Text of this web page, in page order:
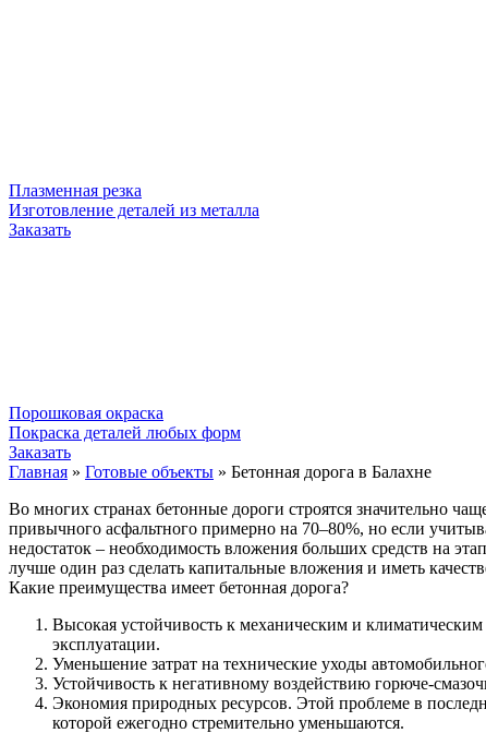
Плазменная резка
Изготовление деталей из металла
Заказать
Порошковая окраска
Покраска деталей любых форм
Заказать
Главная » Готовые объекты » Бетонная дорога в Балахне
Во многих странах бетонные дороги строятся значительно
привычного асфальтного примерно на 70–80%, но если
недостаток – необходимость вложения больших средств на
лучше один раз сделать капитальные вложения и иметь
Какие преимущества имеет бетонная дорога?
Высокая устойчивость к механическим и климатическим
эксплуатации.
Уменьшение затрат на технические уходы
Устойчивость к негативному воздействию горюче-
Экономия природных ресурсов. Этой проблеме в
которой ежегодно стремительно уменьшаются.